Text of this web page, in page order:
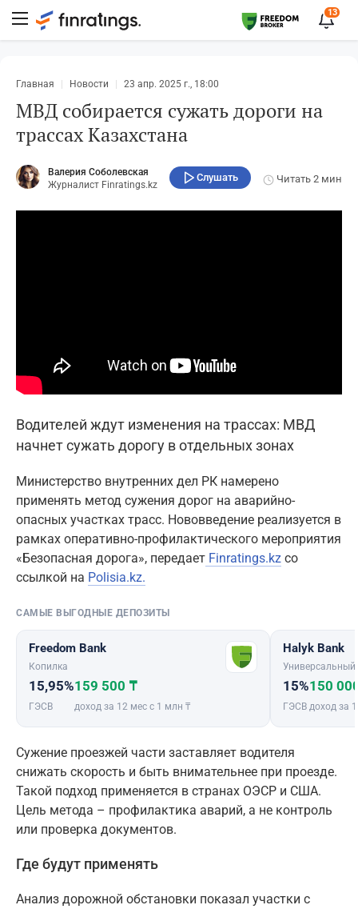
13
Главная Новости 23 апр. 2025 г., 18:00
МВД собирается сужать дороги на
трассах Казахстана
Валерия Соболевская
Журналист Finratings.kz
Слушать Читать 2 мин
Водителей ждут изменения на трассах: МВД
начнет сужать дорогу в отдельных зонах
Министерство внутренних дел РК намерено
применять метод сужения дорог на аварийно-
опасных участках трасс. Нововведение реализуется в
рамках оперативно-профилактического мероприятия
«Безопасная дорога», передает Finratings.kz со
ссылкой на Polisia.kz.
САМЫЕ ВЫГОДНЫЕ ДЕПОЗИТЫ
Freedom Bank
Копилка
15,95%
ГЭСВ
159 500 ₸
доход за 12 мес с 1 млн ₸
Halyk Bank
Универсальный
15%
ГЭСВ
150
доход за
Сужение проезжей части заставляет водителя
снижать скорость и быть внимательнее при проезде.
Такой подход применяется в странах ОЭСР и США.
Цель метода – профилактика аварий, а не контроль
или проверка документов.
Где будут применять
Анализ дорожной обстановки показал участки с